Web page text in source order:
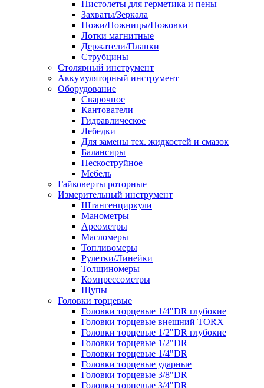
Пистолеты для герметика и пены
Захваты/Зеркала
Ножи/Ножницы/Ножовки
Лотки магнитные
Держатели/Планки
Струбцины
Столярный инструмент
Аккумуляторный инструмент
Оборудование
Сварочное
Кантователи
Гидравлическое
Лебедки
Для замены тех. жидкостей и смазок
Балансиры
Пескоструйное
Мебель
Гайковерты роторные
Измерительный инструмент
Штангенциркули
Манометры
Ареометры
Масломеры
Топливомеры
Рулетки/Линейки
Толщиномеры
Компрессометры
Щупы
Головки торцевые
Головки торцевые 1/4"DR глубокие
Головки торцевые внешний TORX
Головки торцевые 1/2"DR глубокие
Головки торцевые 1/2"DR
Головки торцевые 1/4"DR
Головки торцевые ударные
Головки торцевые 3/8"DR
Головки торцевые 3/4"DR